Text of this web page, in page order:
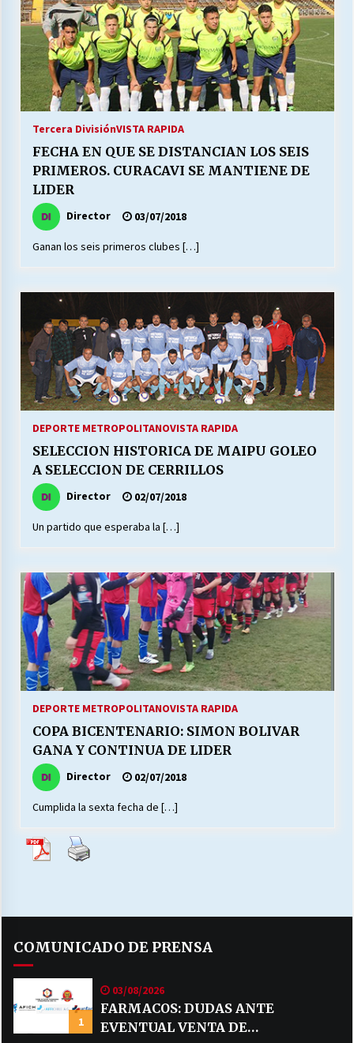
Tercera DivisiónVISTA RAPIDA
FECHA EN QUE SE DISTANCIAN LOS SEIS
PRIMEROS. CURACAVI SE MANTIENE DE
LIDER
Director 03/07/2018
Ganan los seis primeros clubes […]
DEPORTE METROPOLITANOVISTA RAPIDA
SELECCION HISTORICA DE MAIPU GOLEO
A SELECCION DE CERRILLOS
Director 02/07/2018
Un partido que esperaba la […]
DEPORTE METROPOLITANOVISTA RAPIDA
COPA BICENTENARIO: SIMON BOLIVAR
GANA Y CONTINUA DE LIDER
Director 02/07/2018
Cumplida la sexta fecha de […]
COMUNICADO DE PRENSA
1
03/08/2026
FARMACOS: DUDAS ANTE
EVENTUAL VENTA DE